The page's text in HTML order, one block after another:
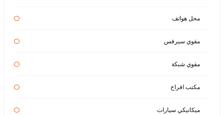
محل هواتف
مقوي سيرفس
مقوي شبكة
مكتب افراح
ميكانيكي سيارات